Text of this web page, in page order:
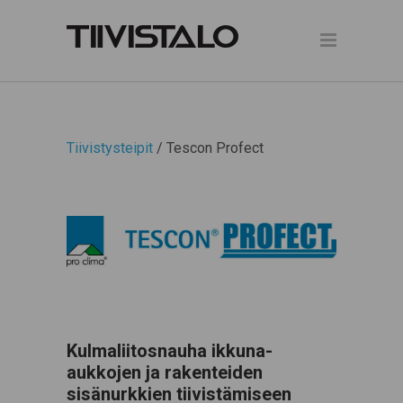
Tiivistysteipit / Tescon Profect
Kulmaliitosnauha ikkuna-
aukkojen ja rakenteiden
sisänurkkien tiivistämiseen